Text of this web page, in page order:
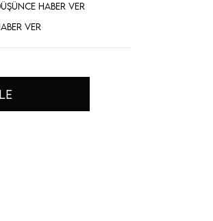
HABER VER
VER